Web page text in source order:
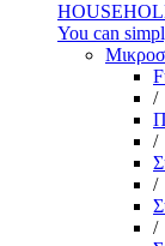
You can
/
/
/
/